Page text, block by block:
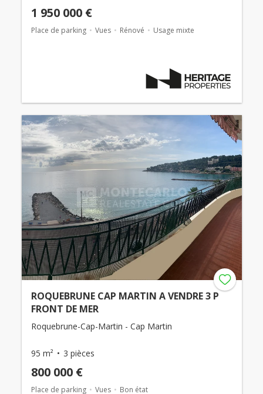
1 950 000 €
Place de parking Vues Rénové Usage mixte
ROQUEBRUNE CAP MARTIN A VENDRE 3 P
FRONT DE MER
Roquebrune-Cap-Martin - Cap Martin
95 m² 3 pièces
800 000 €
Place de parking Vues Bon état